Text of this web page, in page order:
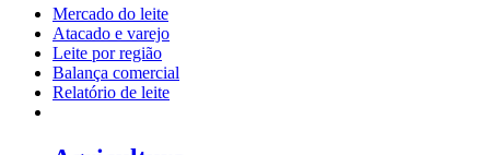
Mercado do leite
Atacado e varejo
Leite por região
Balança comercial
Relatório de leite